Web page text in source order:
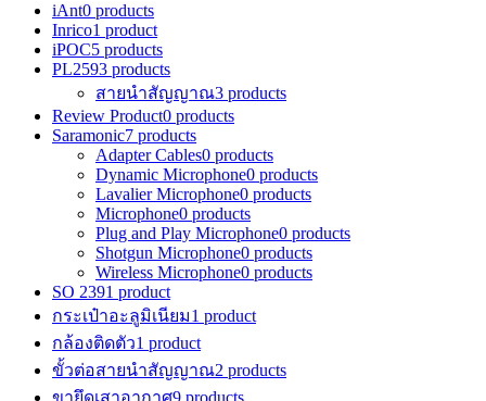
iAnt0 products
Inrico1 product
iPOC5 products
PL2593 products
สายนำสัญญาณ3 products
Review Product0 products
Saramonic7 products
Adapter Cables0 products
Dynamic Microphone0 products
Lavalier Microphone0 products
Microphone0 products
Plug and Play Microphone0 products
Shotgun Microphone0 products
Wireless Microphone0 products
SO 2391 product
กระเป๋าอะลูมิเนียม1 product
กล้องติดตัว1 product
ขั้วต่อสายนำสัญญาณ2 products